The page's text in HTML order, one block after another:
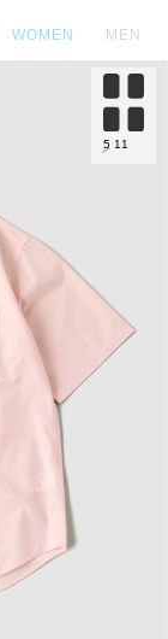
WOMEN MEN
5 11